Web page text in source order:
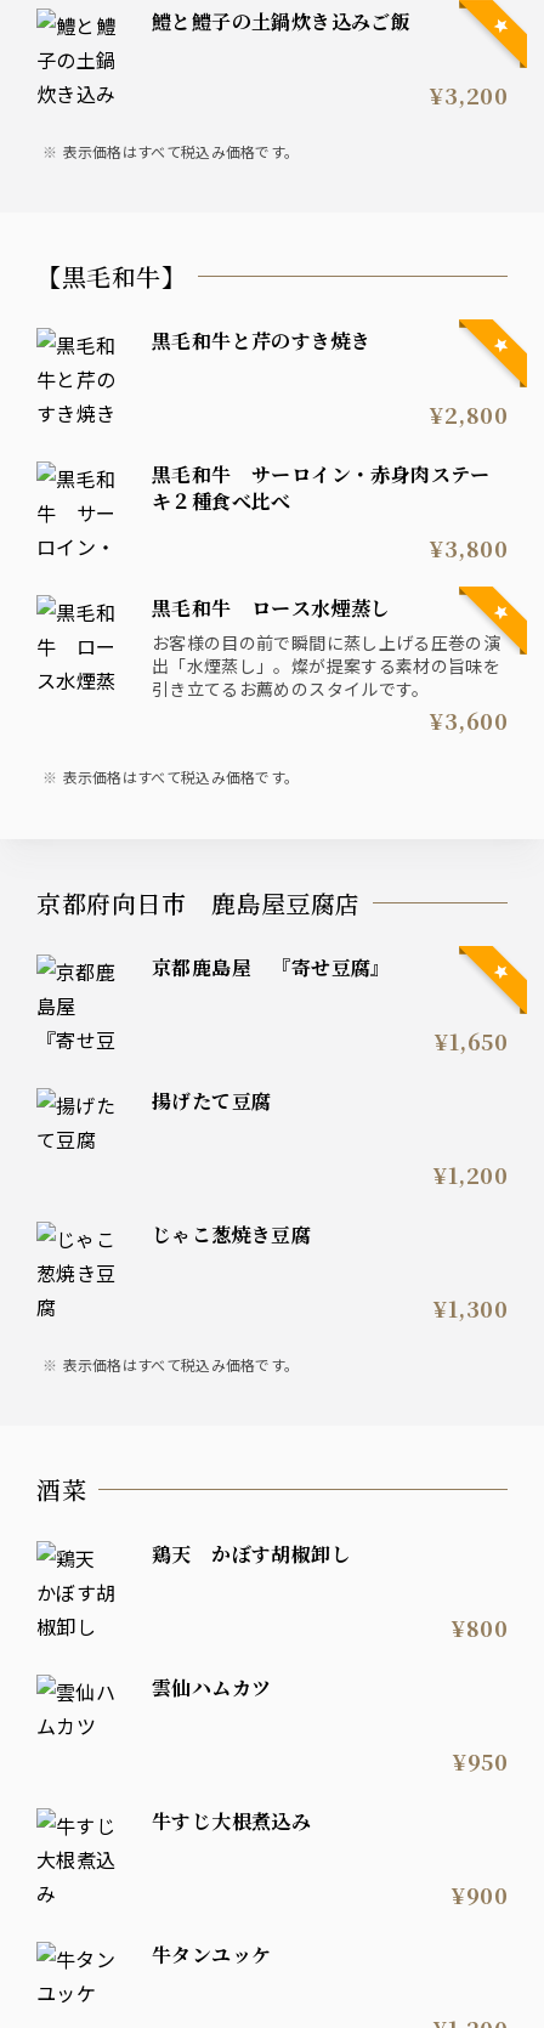
鱧と鱧子の土鍋炊き込みご飯
¥3,200
表示価格はすべて税込み価格です。
【黒毛和牛】
黒毛和牛と芹のすき焼き
¥2,800
黒毛和牛 サーロイン・赤身肉ステー
キ２種食べ比べ
¥3,800
黒毛和牛 ロース水煙蒸し
お客様の目の前で瞬間に蒸し上げる圧巻の演
出「水煙蒸し」。燦が提案する素材の旨味を
引き立てるお薦めのスタイルです。
¥3,600
表示価格はすべて税込み価格です。
京都府向日市 鹿島屋豆腐店
京都鹿島屋 『寄せ豆腐』
¥1,650
揚げたて豆腐
¥1,200
じゃこ葱焼き豆腐
¥1,300
表示価格はすべて税込み価格です。
酒菜
鶏天 かぼす胡椒卸し
¥800
雲仙ハムカツ
¥950
牛すじ大根煮込み
¥900
牛タンユッケ